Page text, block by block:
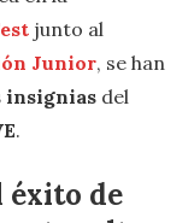
junto al
Junior, se han
insignias del
.
éxito de